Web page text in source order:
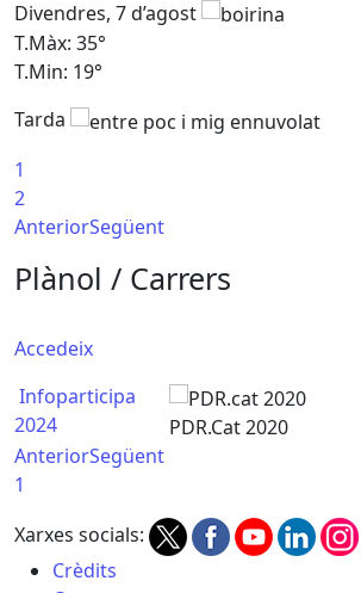
Divendres, 7 d’agost
T.Màx: 35°
T.Min: 19°
Tarda
1
2
AnteriorSegüent
Plànol / Carrers
Accedeix
Infoparticipa
2024
PDR.Cat 2020
AnteriorSegüent
1
Xarxes socials:
Crèdits